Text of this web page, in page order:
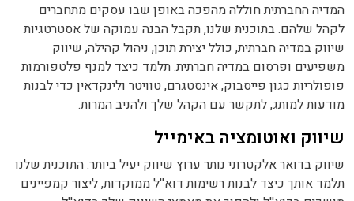
המדיה החברתית חוללה מהפכה באופן שבו עסקים מתחברים
לקהל שלהם. בתוכנית שלנו, תקבל הבנה עמוקה של אסטרטגיות
שיווק במדיה חברתית, כולל יצירת תוכן, ניהול קהילה, שיווק
משפיעים ופרסום במדיה חברתית. תלמד כיצד למנף פלטפורמות
פופולריות כגון פייסבוק, אינסטגרם, טוויטר ולינקדאין כדי לבנות
מודעות למותג, לתקשר עם הקהל שלך ולהניב המרות.
שיווק ואוטומציה באימייל
שיווק בדואר אלקטרוני נותר ערוץ שיווק יעיל ביותר. התוכנית שלנו
תלמד אותך כיצד לבנות רשימות דוא''ל ממוקדות, ליצור קמפיינים